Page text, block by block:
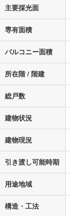
主要採光面
専有面積
バルコニー面積
所在階 / 階建
総戸数
建物状況
建物現況
引き渡し可能時期
用途地域
構造・工法